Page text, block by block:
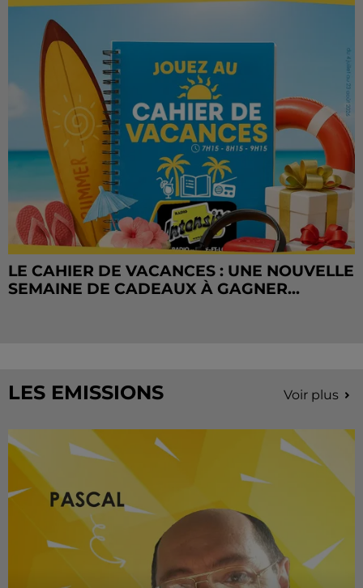
LE CAHIER DE VACANCES : UNE NOUVELLE
SEMAINE DE CADEAUX À GAGNER...
LES EMISSIONS Voir plus